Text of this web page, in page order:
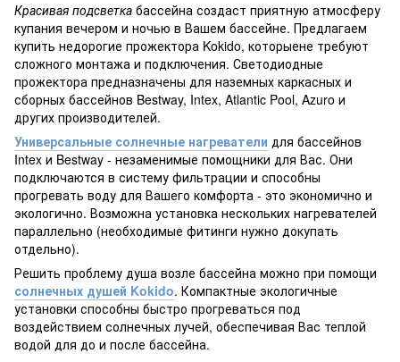
Красивая подсветка бассейна создаст приятную атмосферу
купания вечером и ночью в Вашем бассейне. Предлагаем
купить недорогие прожектора Kokido, которыене требуют
сложного монтажа и подключения. Светодиодные
прожектора предназначены для наземных каркасных и
сборных бассейнов Bestway, Intex, Atlantic Pool, Azuro и
других производителей.
Универсальные солнечные нагреватели для бассейнов
Intex и Bestway - незаменимые помощники для Вас. Они
подключаются в систему фильтрации и способны
прогревать воду для Вашего комфорта - это экономично и
экологично. Возможна установка нескольких нагревателей
параллельно (необходимые фитинги нужно докупать
отдельно).
Решить проблему душа возле бассейна можно при помощи
солнечных душей Kokido. Компактные экологичные
установки способны быстро прогреваться под
воздействием солнечных лучей, обеспечивая Вас теплой
водой для до и после бассейна.